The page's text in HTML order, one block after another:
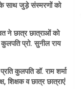
साथ जुड़े संस्मरणों को
ने छात्र छात्राओं को
प्रो. सुनील राय
कुलपति डॉ. राम शर्मा
शिक्षक व छात्र छात्राएं